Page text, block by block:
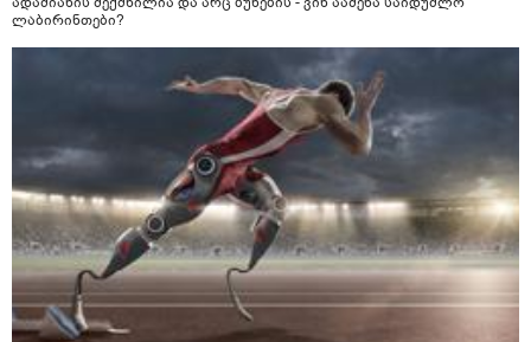
ლაბირინთები?